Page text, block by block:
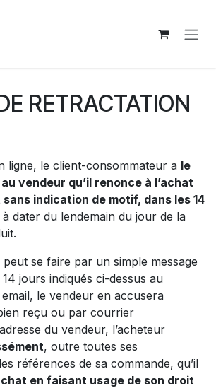
RETRACTATION
ligne, le client-consommateur a le
vendeur qu’il renonce à l’achat
indication de motif, dans les 14
à dater du lendemain du jour de la
se faire par un simple message
jours indiqués ci-dessus au
le vendeur en accusera
reçu ou par courrier
du vendeur, l’acheteur
, outre toutes ses
références de sa commande, qu’il
en faisant usage de son droit